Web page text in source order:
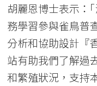
會
大
學
胡麗恩博士表示：
務學習參與雀鳥普
分析和協助設計『
站有助我們了解過
和繁殖狀況，支持